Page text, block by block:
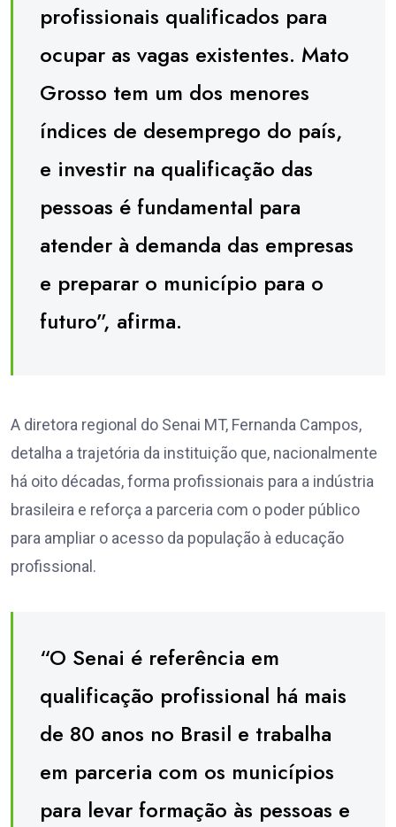
profissionais qualificados para
ocupar as vagas existentes. Mato
Grosso tem um dos menores
índices de desemprego do país,
e investir na qualificação das
pessoas é fundamental para
atender à demanda das empresas
e preparar o município para o
futuro”, afirma.
A diretora regional do Senai MT, Fernanda Campos,
detalha a trajetória da instituição que, nacionalmente
há oito décadas, forma profissionais para a indústria
brasileira e reforça a parceria com o poder público
para ampliar o acesso da população à educação
profissional.
“O Senai é referência em
qualificação profissional há mais
de 80 anos no Brasil e trabalha
em parceria com os municípios
para levar formação às pessoas e